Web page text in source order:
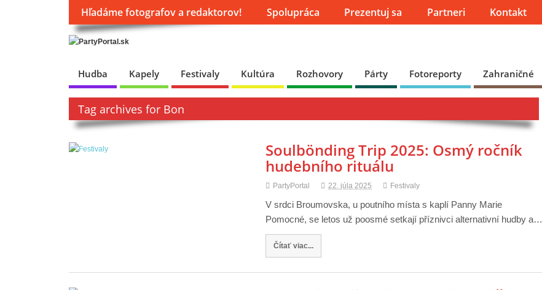
Hľadáme fotografov a redaktorov! Spolupráca Prezentuj sa Partneri Kontakt
Hudba Kapely Festivaly Kultúra Rozhovory Párty Fotoreporty Zahraničné
Tag archives for Bon
Soulbönding Trip 2025: Osmý ročník
hudebního rituálu
PartyPortal 22. júla 2025 Festivaly
V srdci Broumovska, u poutního místa s kaplí Panny Marie
Pomocné, se letos už poosmé setkají příznivci alternativní hudby a…
Čítať viac...